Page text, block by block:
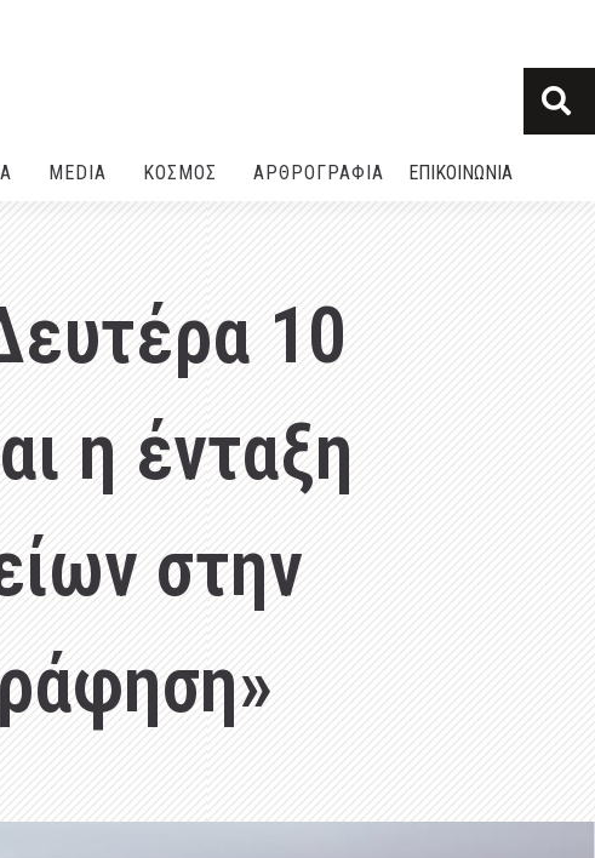
MEDIA ΚΟΣΜΟΣ ΑΡΘΡΟΓΡΑΦΙΑ ΕΠΙΚΟΙΝΩΝΙΑ
10
η ένταξη
στην